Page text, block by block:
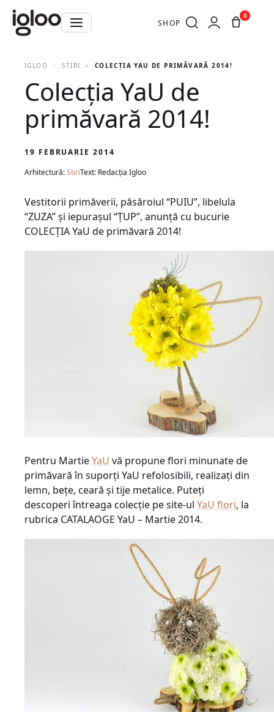
SHOP
0
IGLOO STIRI COLECŢIA YAU DE PRIMĂVARĂ 2014!
Colecţia YaU de
primăvară 2014!
19 FEBRUARIE 2014
Arhitectură:StiriText: Redacția Igloo
Vestitorii primăverii, păsăroiul “PUIU”, libelula
“ZUZA” şi iepuraşul “ŢUP”, anunţă cu bucurie
COLECŢIA YaU de primăvară 2014!
Pentru MartieYaU vă propune flori minunate de
primăvară în suporţi YaU refolosibili, realizaţi din
lemn, beţe, ceară şi tije metalice. Puteţi
descoperi întreaga colecţie pe site-ul YaU flori, la
rubrica CATALAOGE YaU – Martie 2014.